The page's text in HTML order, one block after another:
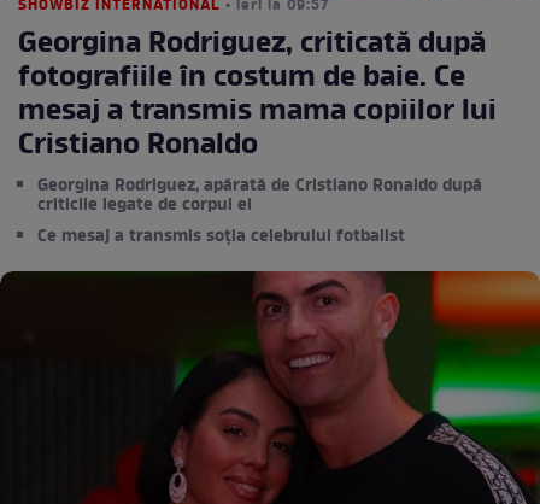
SHOWBIZ INTERNATIONAL • ieri la 09:57
Georgina Rodriguez, criticată după
fotografiile în costum de baie. Ce
mesaj a transmis mama copiilor lui
Cristiano Ronaldo
Georgina Rodriguez, apărată de Cristiano Ronaldo după
criticile legate de corpul ei
Ce mesaj a transmis soția celebrului fotbalist